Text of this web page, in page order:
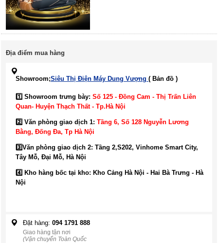
Địa điểm mua hàng
Showroom;Siêu Thị Điện Máy Dung Vượng ( Bản đồ )
1️⃣ Showroom trưng bày: Số 125 - Đồng Cam - Thị Trấn Liên
Quan- Huyện Thạch Thất - Tp.Hà Nội
2️⃣ Văn phòng giao dịch 1: Tầng 6, Số 128 Nguyễn Lương
Bằng, Đống Đa, Tp Hà Nội
3️⃣Văn phòng giao dịch 2: Tầng 2,S202, Vinhome Smart City,
Tây Mỗ, Đại Mỗ, Hà Nội
4️⃣ Kho hàng bốc tại kho: Kho Cảng Hà Nội - Hai Bà Trưng - Hà
Nội
Đặt hàng: 094 1791 888
Giao hàng tận nơi
(Vận chuyển Toàn Quốc